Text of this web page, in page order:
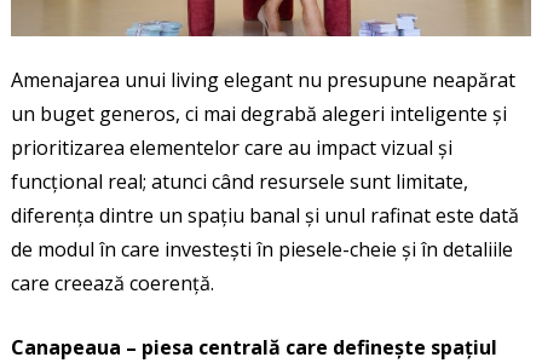
Amenajarea unui living elegant nu presupune neapărat
un buget generos, ci mai degrabă alegeri inteligente și
prioritizarea elementelor care au impact vizual și
funcțional real; atunci când resursele sunt limitate,
diferența dintre un spațiu banal și unul rafinat este dată
de modul în care investești în piesele-cheie și în detaliile
care creează coerență.
Canapeaua – piesa centrală care definește spațiul